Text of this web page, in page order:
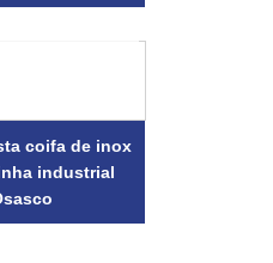
coifa de inox
industrial